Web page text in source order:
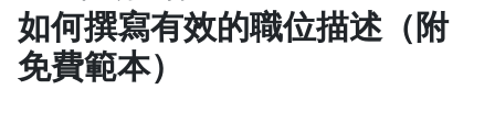
如何撰寫有效的職位描述（附
免費範本）